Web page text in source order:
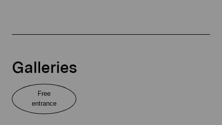
Galleries
Free
entrance